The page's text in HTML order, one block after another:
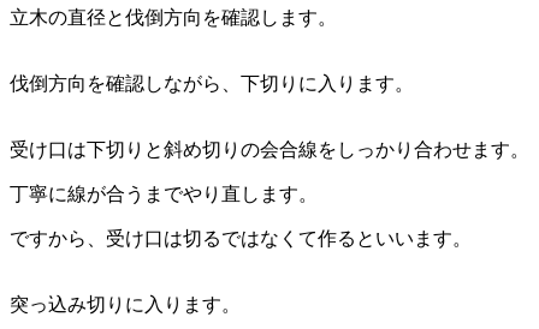
立木の直径と伐倒方向を確認します。
伐倒方向を確認しながら、下切りに入ります。
受け口は下切りと斜め切りの会合線をしっかり合わせます。
丁寧に線が合うまでやり直します。
ですから、受け口は切るではなくて作るといいます。
突っ込み切りに入ります。